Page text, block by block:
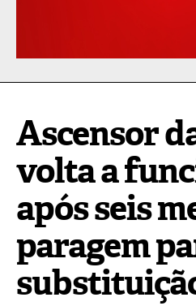
Ascensor
volta a
após seis
paragem